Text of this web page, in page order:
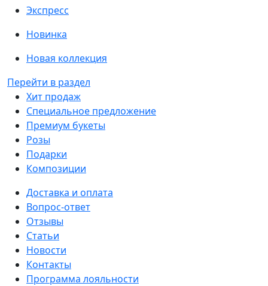
Экспресс
Новинка
Новая коллекция
Перейти в раздел
Хит продаж
Специальное предложение
Премиум букеты
Розы
Подарки
Композиции
Доставка и оплата
Вопрос-ответ
Отзывы
Статьи
Новости
Контакты
Программа лояльности